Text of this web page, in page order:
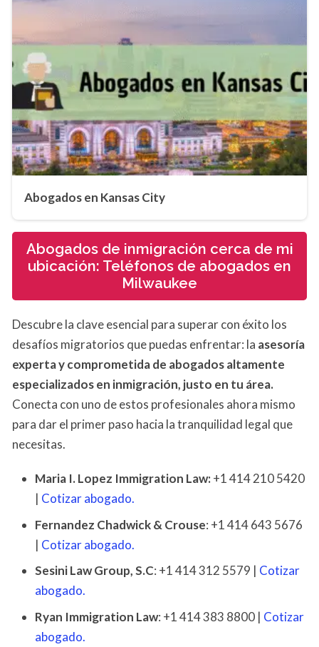
Abogados en Kansas City
Abogados de inmigración cerca de mi
ubicación: Teléfonos de abogados en
Milwaukee
Descubre la clave esencial para superar con éxito los
desafíos migratorios que puedas enfrentar: la asesoría
experta y comprometida de abogados altamente
especializados en inmigración, justo en tu área.
Conecta con uno de estos profesionales ahora mismo
para dar el primer paso hacia la tranquilidad legal que
necesitas.
Maria I. Lopez Immigration Law:+1 414 210 5420
| Cotizar abogado.
Fernandez Chadwick & Crouse: +1 414 643 5676
| Cotizar abogado.
Sesini Law Group, S.C: +1 414 312 5579 | Cotizar
abogado.
Ryan Immigration Law: +1 414 383 8800 | Cotizar
abogado.